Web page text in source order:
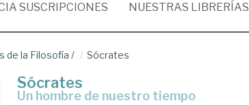
SUSCRIPCIONES NUESTRAS LIBRERÍAS
de la Filosofía / Sócrates
Sócrates
un hombre de nuestro tiempo